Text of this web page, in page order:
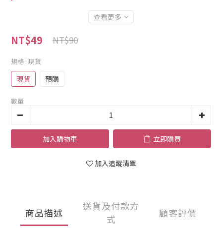
查看更多
NT$49 NT$90
規格 : 現貨
現貨 預購
數量
加入購物車 立即購買
加入追蹤清單
商品描述
送貨及付款方
式
顧客評價